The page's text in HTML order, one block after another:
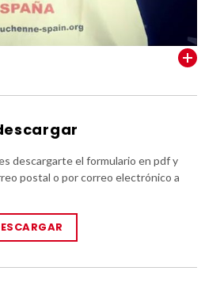
descargarte el formulario en pdf y
postal o por correo electrónico a